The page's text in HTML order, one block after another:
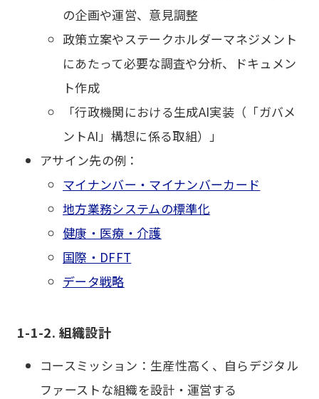
の企画や運営、意見調整
政策立案やステークホルダーマネジメント
にあたって必要な調査や分析、ドキュメン
ト作成
「行政機関における生成AI実装（「ガバメ
ントAI」構想に係る取組）」
アサイン先の例：
マイナンバー・マイナンバーカード
地方業務システムの標準化
健康・医療・介護
国際・DFFT
データ戦略
1-1-2. 組織設計
コースミッション：生産性高く、自らデジタル
ファーストな組織を設計・運営する